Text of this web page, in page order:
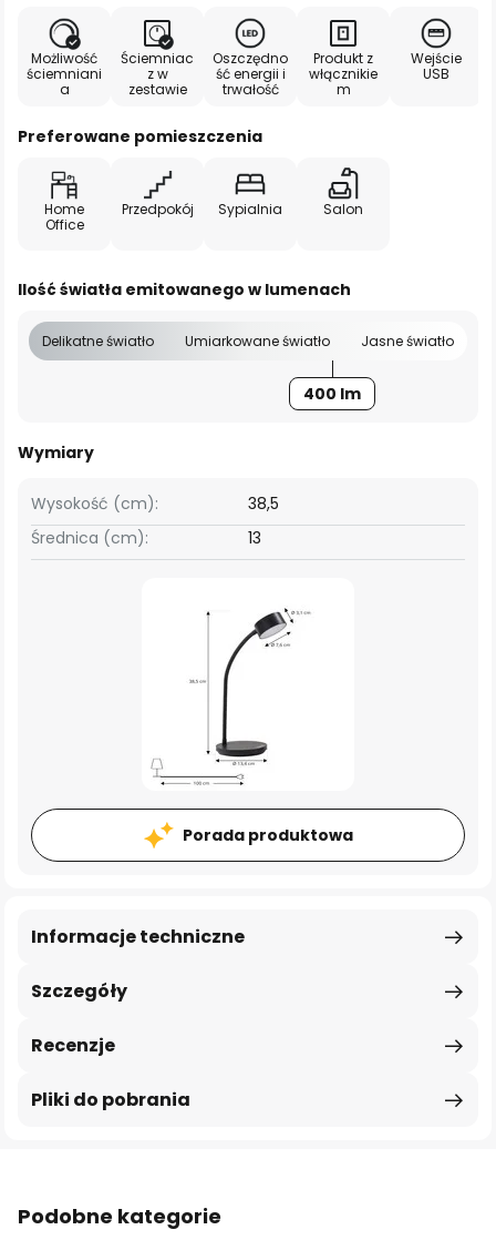
Możliwość
ściemniani
a
Ściemniac
z w
zestawie
Oszczędno
ść energii i
trwałość
Produkt z
włącznikie
m
Wejście
USB
Preferowane pomieszczenia
Home
Office
Przedpokój Sypialnia Salon
Ilość światła emitowanego w lumenach
Delikatne światło Umiarkowane światło Jasne światło
400 lm
Wymiary
Wysokość (cm):
38,5
Średnica (cm):
13
Porada produktowa
Szczegóły
Informacje techniczne
Recenzje
Pliki do pobrania
Podobne kategorie